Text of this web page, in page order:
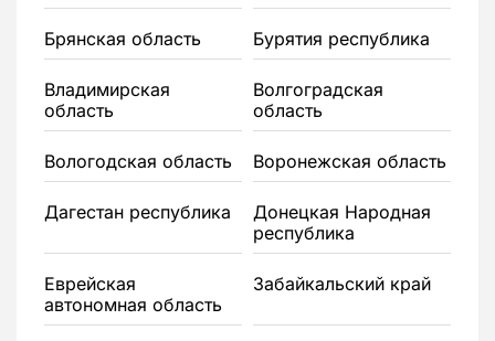
Брянская область Бурятия республика
Владимирская
область
Волгоградская
область
Вологодская область Воронежская область
Дагестан республика
Донецкая Народная
республика
Еврейская
автономная область
Забайкальский край